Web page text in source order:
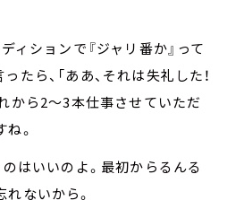
ィションで『ジャリ番か』って
たら、「ああ、それは失礼した！
から2～3本仕事させていただ
。
のはいいのよ。最初からるんる
ないから。